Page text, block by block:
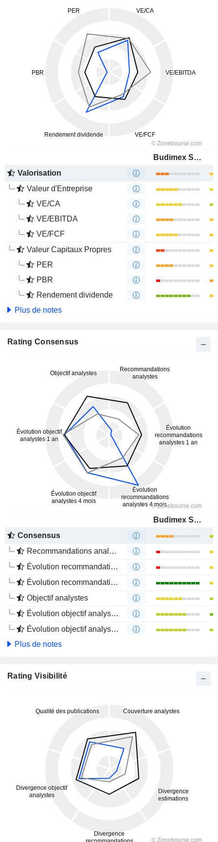
Budimex S.A.
Valorisation
Valeur d'Entreprise
VE/CA
VE/EBITDA
VE/FCF
Valeur Capitaux Propres
PER
PBR
Rendement dividende
Plus de notes
Rating Consensus
Budimex S.A.
Consensus
Recommandations analystes
Évolution recommandations analystes 1 an
Évolution recommandations analystes 4 mois
Objectif analystes
Évolution objectif analystes 1 an
Évolution objectif analystes 4 mois
Plus de notes
Rating Visibilité